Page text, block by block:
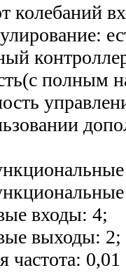
колебаний
полным
входы: 4;
выходы: 2;
частота: